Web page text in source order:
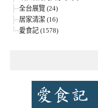
全台展覽 (24)
居家清潔 (16)
愛食記 (1578)